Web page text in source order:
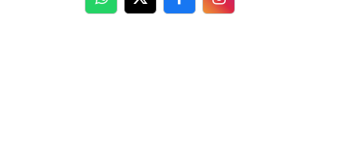
WhatsApp
TwitterFacebookFacebook